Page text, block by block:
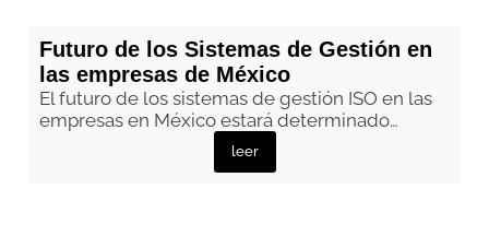
Futuro de los Sistemas de Gestión en
las empresas de México
El futuro de los sistemas de gestión ISO en las
empresas en México estará determinado…
leer